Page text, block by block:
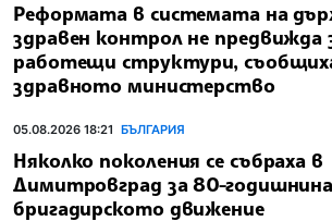
Реформата в системата на
здравен контрол не предвижда
работещи структури,
здравното министерство
05.08.2026 18:21 БЪЛГАРИЯ
Няколко поколения се събраха в
Димитровград за 80-
бригадирското движение